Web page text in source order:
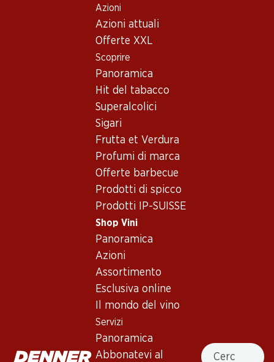
Azioni
Azioni attuali
Offerte XXL
Scoprire
Panoramica
Hit del tabacco
Superalcolici
Sigari
Frutta et Verdura
Profumi di marca
Offerte barbecue
Prodotti di spicco
Prodotti IP-SUISSE
Shop Vini
Panoramica
Azioni
Assortimento
Esclusiva online
Il mondo del vino
Servizi
Panoramica
Abbonatevi al
Cercare
Vino/champagne
Linguadoca-Rossiglione
Château Remaury Grande Réserve Minervois AOP
Fronte Retro Imballaggio
Château Remaury Grande
Réserve Minervois AOP
Linguadoca-Rossiglione , 2024